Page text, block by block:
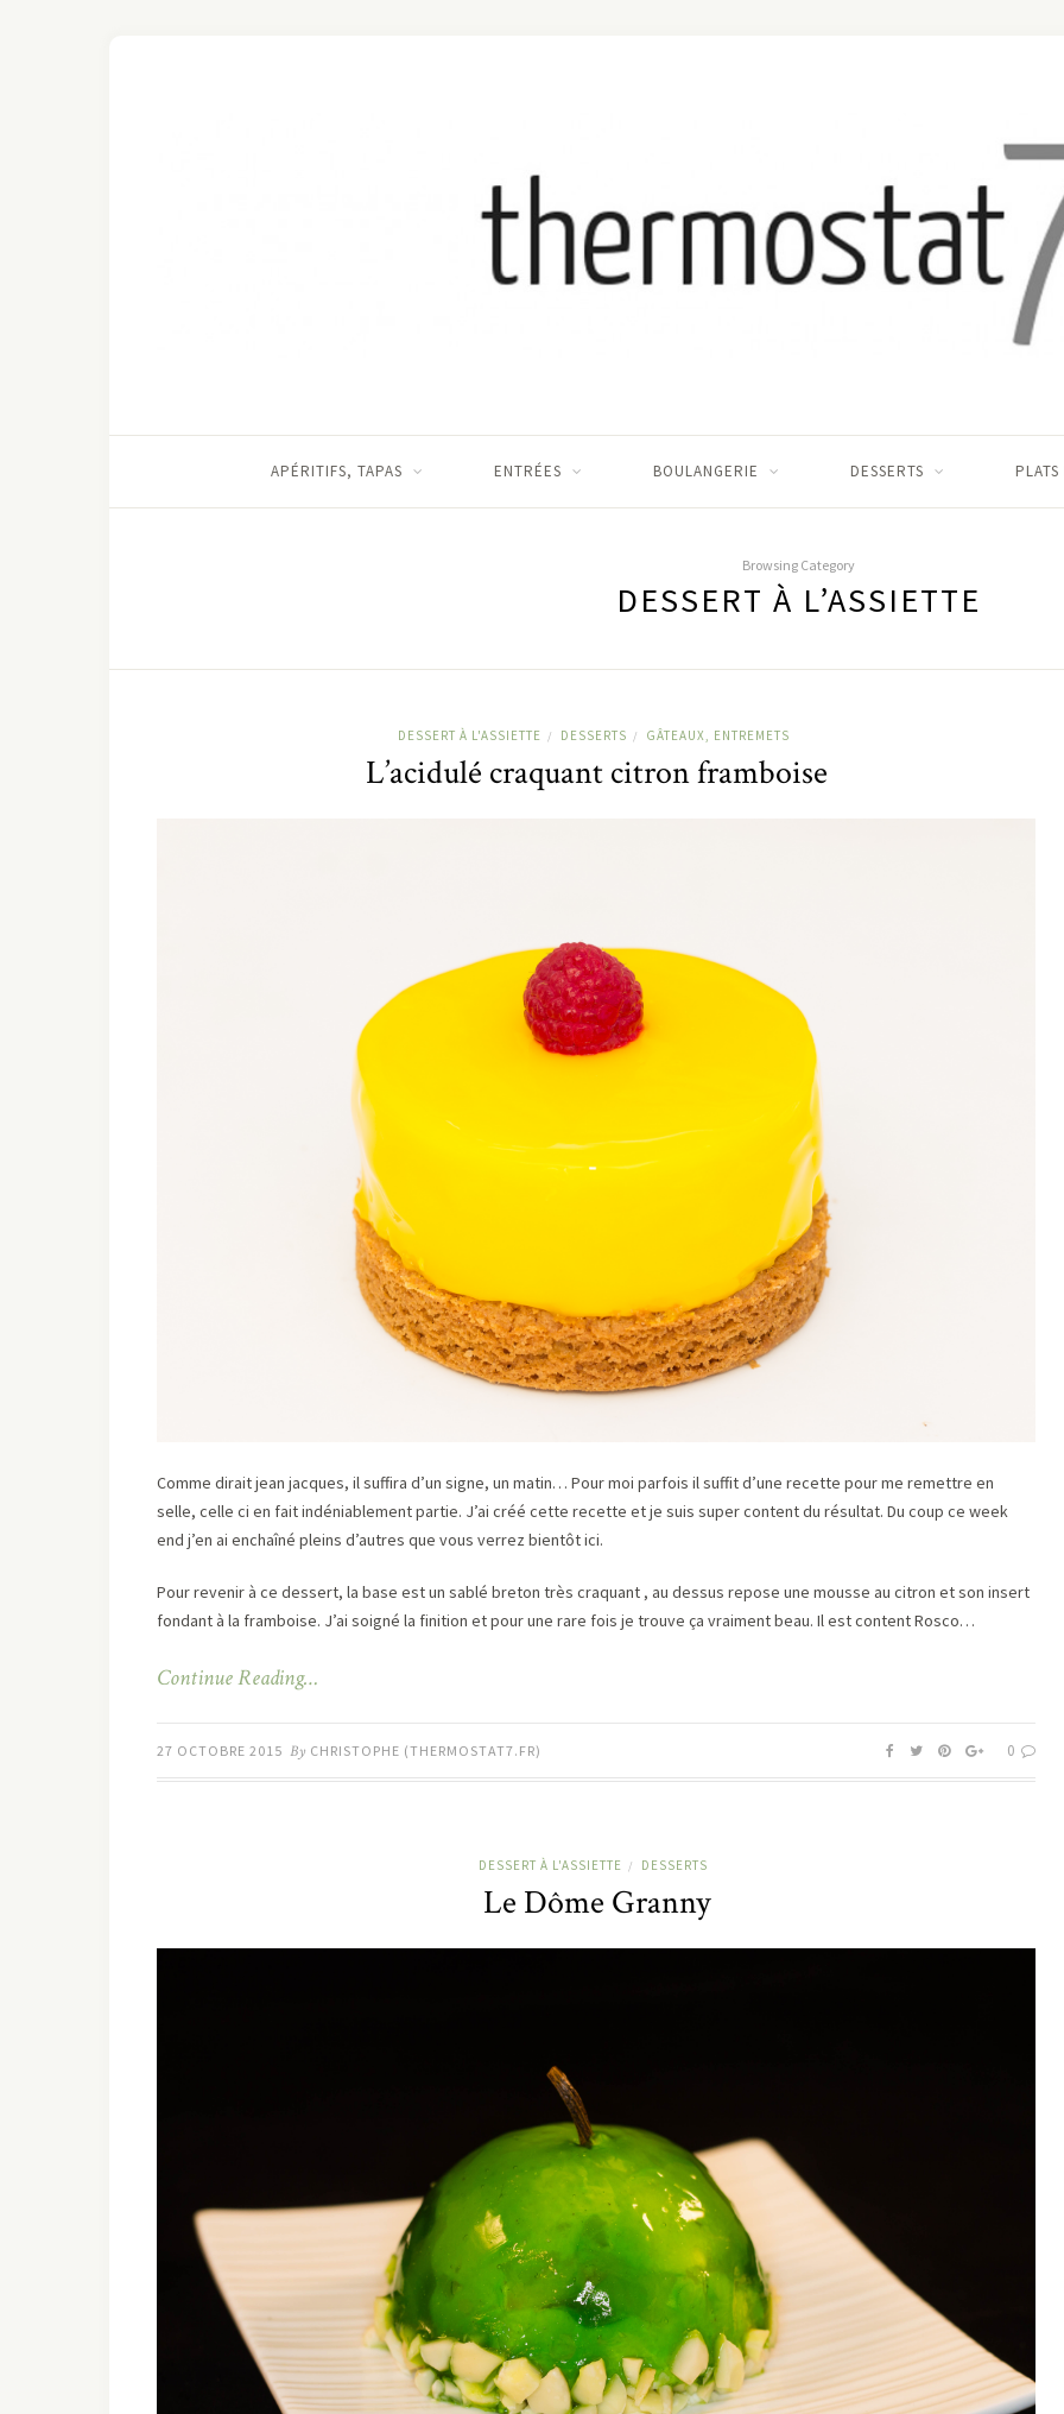
APÉRITIFS, TAPAS ENTRÉES BOULANGERIE DESSERTS
Browsing Category
DESSERT À L’ASSIETTE
DESSERT À L'ASSIETTE / DESSERTS / GÂTEAUX, ENTREMETS
L’acidulé craquant citron framboise
Comme dirait jean jacques, il suffira d’un signe, un matin… Pour moi parfois il suffit d’une recette pour me remettre en
selle, celle ci en fait indéniablement partie. J’ai créé cette recette et je suis super content du résultat. Du coup ce week
end j’en ai enchaîné pleins d’autres que vous verrez bientôt ici.
Pour revenir à ce dessert, la base est un sablé breton très craquant , au dessus repose une mousse au citron et son insert
fondant à la framboise. J’ai soigné la finition et pour une rare fois je trouve ça vraiment beau. Il est content Rosco…
Continue Reading…
27 OCTOBRE 2015 By CHRISTOPHE (THERMOSTAT7.FR) 0
DESSERT À L'ASSIETTE / DESSERTS
Le Dôme Granny